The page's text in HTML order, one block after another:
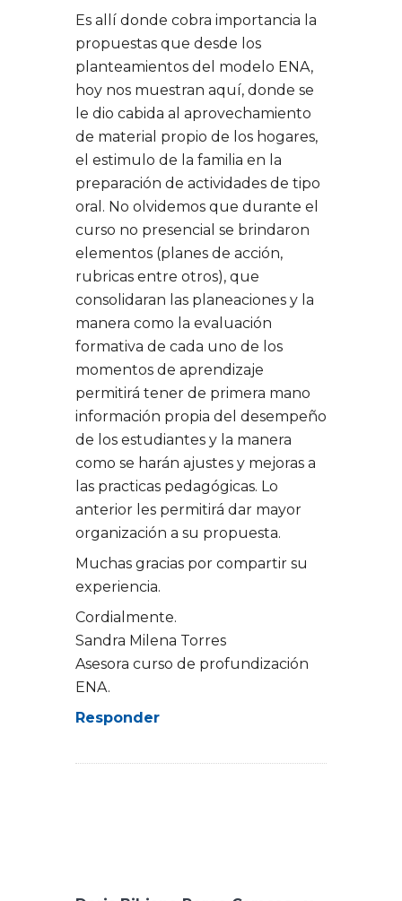
Es allí donde cobra importancia la
propuestas que desde los
planteamientos del modelo ENA,
hoy nos muestran aquí, donde se
le dio cabida al aprovechamiento
de material propio de los hogares,
el estimulo de la familia en la
preparación de actividades de tipo
oral. No olvidemos que durante el
curso no presencial se brindaron
elementos (planes de acción,
rubricas entre otros), que
consolidaran las planeaciones y la
manera como la evaluación
formativa de cada uno de los
momentos de aprendizaje
permitirá tener de primera mano
información propia del desempeño
de los estudiantes y la manera
como se harán ajustes y mejoras a
las practicas pedagógicas. Lo
anterior les permitirá dar mayor
organización a su propuesta.
Muchas gracias por compartir su
experiencia.
Cordialmente.
Sandra Milena Torres
Asesora curso de profundización
ENA.
Responder